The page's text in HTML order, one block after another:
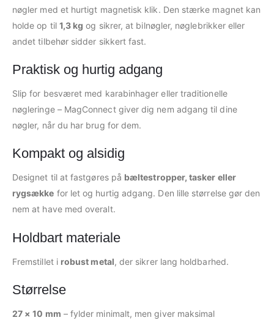
nøgler med et hurtigt magnetisk klik. Den stærke magnet kan
holde op til 1,3 kg og sikrer, at bilnøgler, nøglebrikker eller
andet tilbehør sidder sikkert fast.
Praktisk og hurtig adgang
Slip for besværet med karabinhager eller traditionelle
nøgleringe – MagConnect giver dig nem adgang til dine
nøgler, når du har brug for dem.
Kompakt og alsidig
Designet til at fastgøres på bæltestropper, tasker eller
rygsække for let og hurtig adgang. Den lille størrelse gør den
nem at have med overalt.
Holdbart materiale
Fremstillet i robust metal, der sikrer lang holdbarhed.
Størrelse
27 × 10 mm – fylder minimalt, men giver maksimal